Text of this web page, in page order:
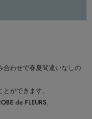
合わせで春夏間違いなしの
ができます。
de FLEURS。